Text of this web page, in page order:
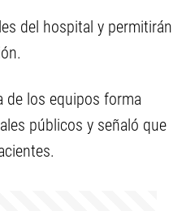
del hospital y permitirán
de los equipos forma
públicos y señaló que